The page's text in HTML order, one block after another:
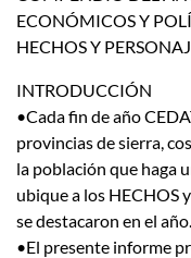
ECONÓMICOS Y
HECHOS Y
INTRODUCCIÓN
•Cada fin de año
provincias de sierra,
la población que haga
ubique a los HECHOS
se destacaron en el año.
•El presente informe